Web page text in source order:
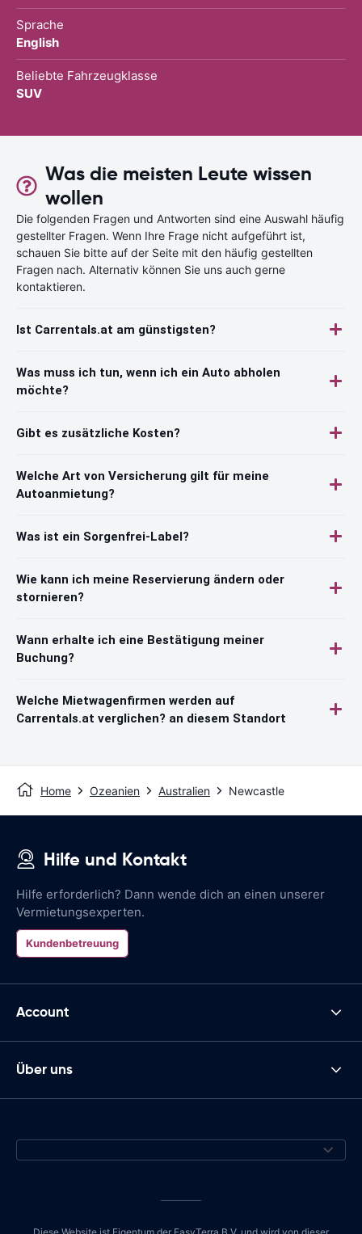
Sprache
English
Beliebte Fahrzeugklasse
SUV
Was die meisten Leute wissen
wollen
Die folgenden Fragen und Antworten sind eine Auswahl häufig
gestellter Fragen. Wenn Ihre Frage nicht aufgeführt ist,
schauen Sie bitte auf der Seite mit den häufig gestellten
Fragen nach. Alternativ können Sie uns auch gerne
kontaktieren.
Ist Carrentals.at am günstigsten?
Was muss ich tun, wenn ich ein Auto abholen
möchte?
Gibt es zusätzliche Kosten?
Welche Art von Versicherung gilt für meine
Autoanmietung?
Was ist ein Sorgenfrei-Label?
Wie kann ich meine Reservierung ändern oder
stornieren?
Wann erhalte ich eine Bestätigung meiner
Buchung?
Welche Mietwagenfirmen werden auf
Carrentals.at verglichen? an diesem Standort
Home Ozeanien Australien Newcastle
Hilfe und Kontakt
Hilfe erforderlich? Dann wende dich an einen unserer
Vermietungsexperten.
Kundenbetreuung
Account
Über uns